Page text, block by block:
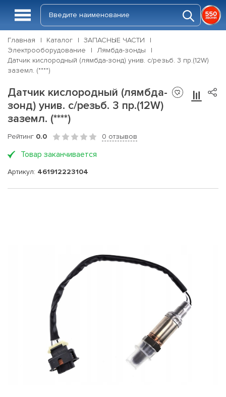
Главная Каталог
ЗАПАСНЫЕ ЧАСТИ
Электрооборудование
Лямбда-зонды
Датчик кислородный (лямбда-зонд) унив. с/резьб. 3 пр.(12W)
заземл. (****)
Датчик кислородный (лямбда-
зонд) унив. с/резьб. 3 пр.(12W)
заземл. (****)
Рейтинг 0.0 0 отзывов
Товар заканчивается
Артикул: 461912223104